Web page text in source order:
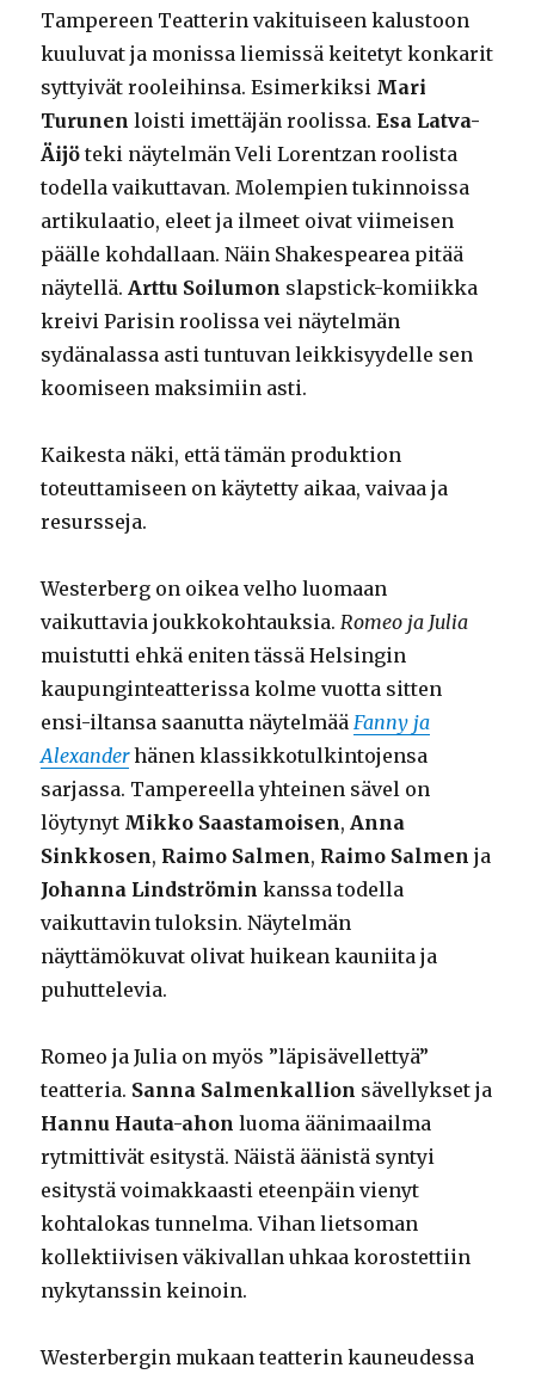
Tampereen Teatterin vakituiseen kalustoon
kuuluvat ja monissa liemissä keitetyt konkarit
syttyivät rooleihinsa. Esimerkiksi Mari
Turunen loisti imettäjän roolissa.Esa Latva-
Äijö teki näytelmän Veli Lorentzan roolista
todella vaikuttavan. Molempien tukinnoissa
artikulaatio, eleet ja ilmeet oivat viimeisen
päälle kohdallaan. Näin Shakespearea pitää
näytellä. Arttu Soilumon slapstick-komiikka
kreivi Parisin roolissa vei näytelmän
sydänalassa asti tuntuvan leikkisyydelle sen
koomiseen maksimiin asti.
Kaikesta näki, että tämän produktion
toteuttamiseen on käytetty aikaa, vaivaa ja
resursseja.
Westerberg on oikea velho luomaan
vaikuttavia joukkokohtauksia. Romeo ja Julia
muistutti ehkä eniten tässä Helsingin
kaupunginteatterissa kolme vuotta sitten
ensi-iltansa saanutta näytelmää Fanny ja
Alexanderhänen klassikkotulkintojensa
sarjassa. Tampereella yhteinen sävel on
löytynyt Mikko Saastamoisen, Anna
Sinkkosen, Raimo Salmen, Raimo Salmen ja
Johanna Lindströmin kanssa todella
vaikuttavin tuloksin. Näytelmän
näyttämökuvat olivat huikean kauniita ja
puhuttelevia.
Romeo ja Julia on myös ”läpisävellettyä”
teatteria. Sanna Salmenkallion sävellykset ja
Hannu Hauta-ahon luoma äänimaailma
rytmittivät esitystä. Näistä äänistä syntyi
esitystä voimakkaasti eteenpäin vienyt
kohtalokas tunnelma. Vihan lietsoman
kollektiivisen väkivallan uhkaa korostettiin
nykytanssin keinoin.
Westerbergin mukaan teatterin kauneudessa